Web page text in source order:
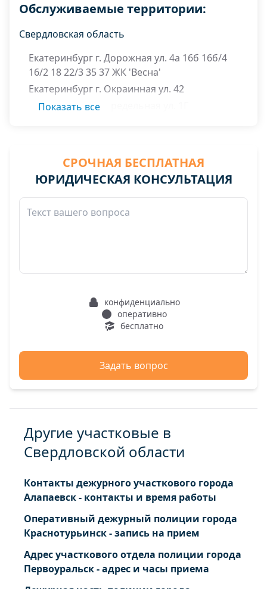
Обслуживаемые территории:
Свердловская область
Екатеринбург г. Дорожная ул. 4а 16б 16б/4
16/2 18 22/3 35 37 ЖК 'Весна'
Екатеринбург г. Окраинная ул. 42
Екатеринбург г. Предельная ул. 1Г
Показать все
СРОЧНАЯ БЕСПЛАТНАЯ
ЮРИДИЧЕСКАЯ КОНСУЛЬТАЦИЯ
конфиденциально
оперативно
бесплатно
Задать вопрос
Другие участковые в
Свердловской области
Контакты дежурного участкового города
Алапаевск - контакты и время работы
Оперативный дежурный полиции города
Краснотурьинск - запись на прием
Адрес участкового отдела полиции города
Первоуральск - адрес и часы приема